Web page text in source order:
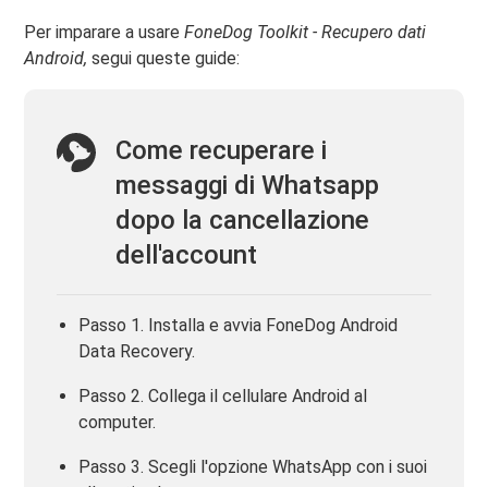
Per imparare a usareFoneDog Toolkit - Recupero dati
Android, segui queste guide:
Come recuperare i
messaggi di Whatsapp
dopo la cancellazione
dell'account
Passo 1. Installa e avvia FoneDog Android
Data Recovery.
Passo 2. Collega il cellulare Android al
computer.
Passo 3. Scegli l'opzione WhatsApp con i suoi